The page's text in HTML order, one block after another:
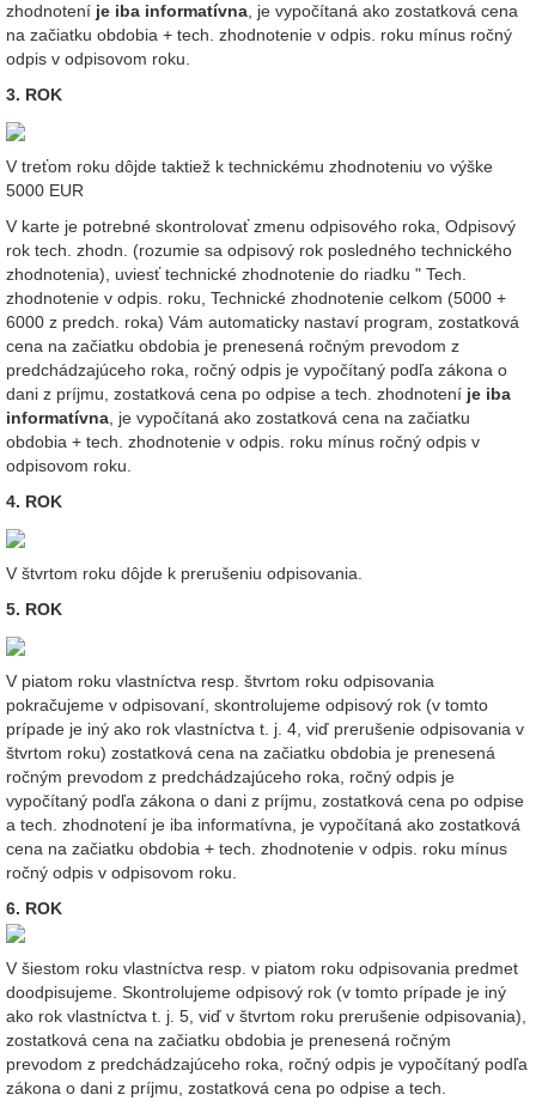
zhodnotení je iba informatívna , je vypočítaná ako zostatková cena
na začiatku obdobia + tech. zhodnotenie v odpis. roku mínus ročný
odpis v odpisovom roku.
3. ROK
V treťom roku dôjde taktiež k technickému zhodnoteniu vo výške
5000 EUR
V karte je potrebné skontrolovať zmenu odpisového roka, Odpisový
rok tech. zhodn. (rozumie sa odpisový rok posledného technického
zhodnotenia), uviesť technické zhodnotenie do riadku " Tech.
zhodnotenie v odpis. roku, Technické zhodnotenie celkom (5000 +
6000 z predch. roka) Vám automaticky nastaví program, zostatková
cena na začiatku obdobia je prenesená ročným prevodom z
predchádzajúceho roka, ročný odpis je vypočítaný podľa zákona o
dani z príjmu, zostatková cena po odpise a tech. zhodnotení je iba
informatívna , je vypočítaná ako zostatková cena na začiatku
obdobia + tech. zhodnotenie v odpis. roku mínus ročný odpis v
odpisovom roku.
4. ROK
V štvrtom roku dôjde k prerušeniu odpisovania.
5. ROK
V piatom roku vlastníctva resp. štvrtom roku odpisovania
pokračujeme v odpisovaní, skontrolujeme odpisový rok (v tomto
prípade je iný ako rok vlastníctva t. j. 4, viď prerušenie odpisovania v
štvrtom roku) zostatková cena na začiatku obdobia je prenesená
ročným prevodom z predchádzajúceho roka, ročný odpis je
vypočítaný podľa zákona o dani z príjmu, zostatková cena po odpise
a tech. zhodnotení je iba informatívna, je vypočítaná ako zostatková
cena na začiatku obdobia + tech. zhodnotenie v odpis. roku mínus
ročný odpis v odpisovom roku.
6. ROK
V šiestom roku vlastníctva resp. v piatom roku odpisovania predmet
doodpisujeme. Skontrolujeme odpisový rok (v tomto prípade je iný
ako rok vlastníctva t. j. 5, viď v štvrtom roku prerušenie odpisovania),
zostatková cena na začiatku obdobia je prenesená ročným
prevodom z predchádzajúceho roka, ročný odpis je vypočítaný podľa
zákona o dani z príjmu, zostatková cena po odpise a tech.